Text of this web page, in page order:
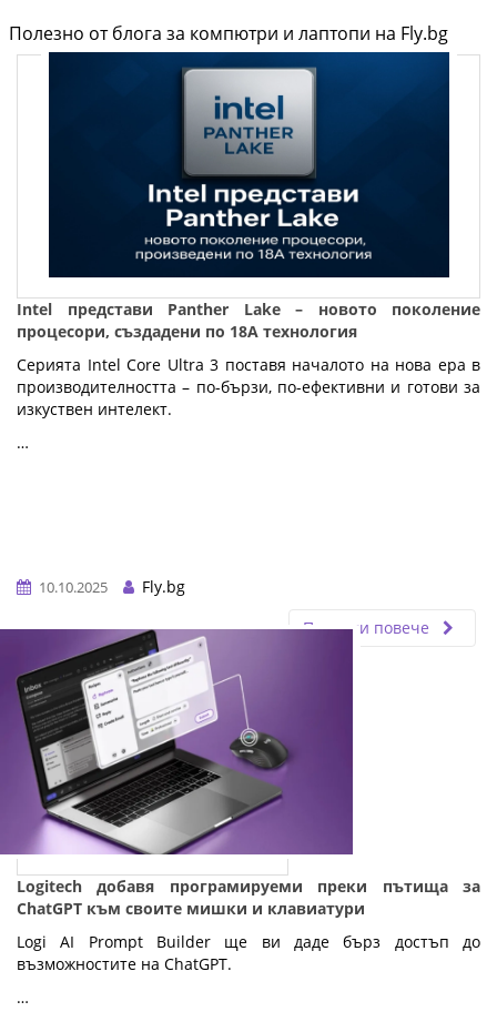
Полезно от блога за компютри и лаптопи на Fly.bg
Intel представи Panther Lake – новото поколение
процесори, създадени по 18A технология
Серията Intel Core Ultra 3 поставя началото на нова ера в
производителността – по-бързи, по-ефективни и готови за
изкуствен интелект.
…
10.10.2025
Fly.bg
Прочети повече
Logitech добавя програмируеми преки пътища за
ChatGPT към своите мишки и клавиатури
Logi AI Prompt Builder ще ви даде бърз достъп до
възможностите на ChatGPT.
…